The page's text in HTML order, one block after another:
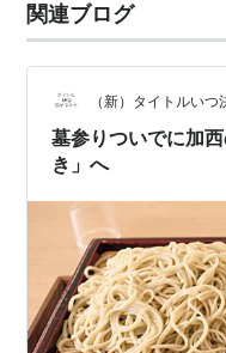
関連ブログ
（新）タイトルいつ
墓参りついでに加
き」へ